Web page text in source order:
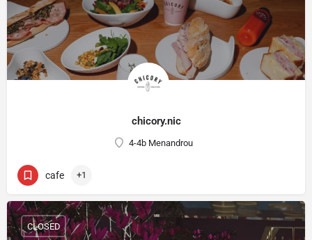
chicory.nic
4-4b Menandrou
cafe +1
CLOSED